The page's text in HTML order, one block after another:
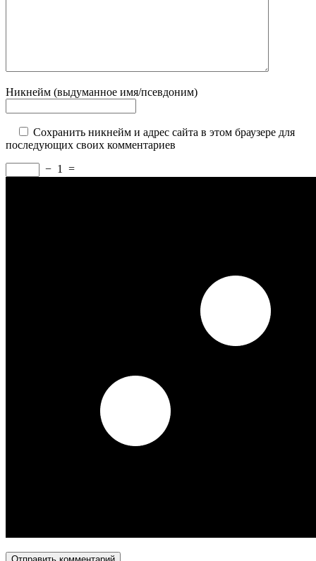
Никнейм (выдуманное имя/псевдоним)
Сохранить никнейм и адрес сайта в этом браузере для
последующих своих комментариев
− 1 =